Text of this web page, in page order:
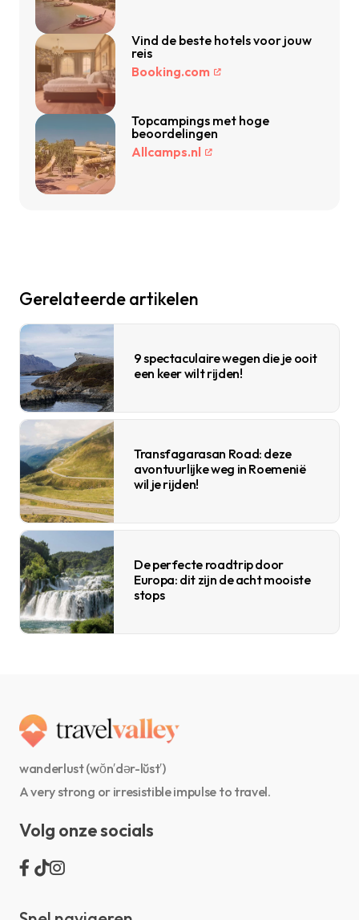
Vind de beste hotels voor jouw
reis
Booking.com
Topcampings met hoge
beoordelingen
Allcamps.nl
Gerelateerde artikelen
9 spectaculaire wegen die je ooit
een keer wilt rijden!
Transfagarasan Road: deze
avontuurlijke weg in Roemenië
wil je rijden!
De perfecte roadtrip door
Europa: dit zijn de acht mooiste
stops
wanderlust (wŏn′dər-lŭst′)
A very strong or irresistible impulse to travel.
Volg onze socials